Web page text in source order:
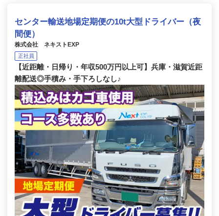
センター輸送地場定期便の10t大型ドライバー（夜
間便）
株式会社 ネキストEXP
正社員
【近距離・日帰り・年収500万円以上可】兵庫・滋賀近距
離配送◎手積み・手下ろしなし♪